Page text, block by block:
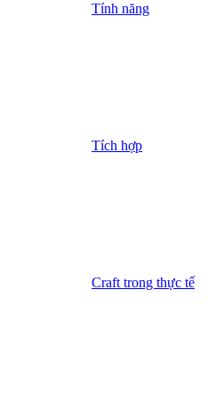
Tính năng
Tích hợp
Craft trong thực tế